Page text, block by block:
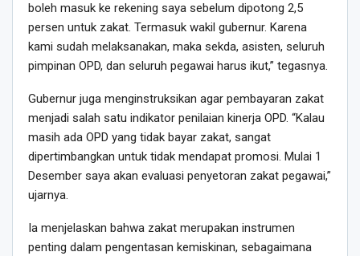
boleh masuk ke rekening saya sebelum dipotong 2,5
persen untuk zakat. Termasuk wakil gubernur. Karena
kami sudah melaksanakan, maka sekda, asisten, seluruh
pimpinan OPD, dan seluruh pegawai harus ikut,” tegasnya.
Gubernur juga menginstruksikan agar pembayaran zakat
menjadi salah satu indikator penilaian kinerja OPD. “Kalau
masih ada OPD yang tidak bayar zakat, sangat
dipertimbangkan untuk tidak mendapat promosi. Mulai 1
Desember saya akan evaluasi penyetoran zakat pegawai,”
ujarnya.
Ia menjelaskan bahwa zakat merupakan instrumen
penting dalam pengentasan kemiskinan, sebagaimana